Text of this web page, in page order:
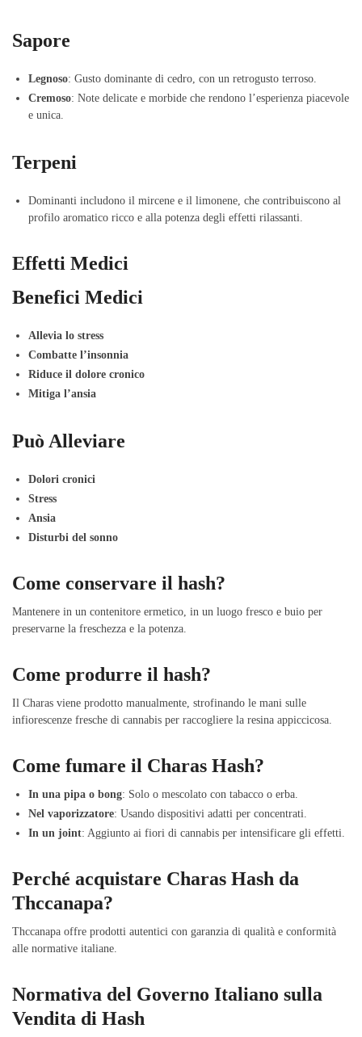
Sapore
Legnoso: Gusto dominante di cedro, con un retrogusto terroso.
Cremoso: Note delicate e morbide che rendono l’esperienza piacevole
e unica.
Terpeni
Dominanti includono il mircene e il limonene, che contribuiscono al
profilo aromatico ricco e alla potenza degli effetti rilassanti.
Effetti Medici
Benefici Medici
Allevia lo stress
Combatte l’insonnia
Riduce il dolore cronico
Mitiga l’ansia
Può Alleviare
Dolori cronici
Stress
Ansia
Disturbi del sonno
Come conservare il hash?
Mantenere in un contenitore ermetico, in un luogo fresco e buio per
preservarne la freschezza e la potenza.
Come produrre il hash?
Il Charas viene prodotto manualmente, strofinando le mani sulle
infiorescenze fresche di cannabis per raccogliere la resina appiccicosa.
Come fumare il Charas Hash?
In una pipa o bong: Solo o mescolato con tabacco o erba.
Nel vaporizzatore: Usando dispositivi adatti per concentrati.
In un joint: Aggiunto ai fiori di cannabis per intensificare gli effetti.
Perché acquistare Charas Hash da
Thccanapa?
Thccanapa offre prodotti autentici con garanzia di qualità e conformità
alle normative italiane.
Normativa del Governo Italiano sulla
Vendita di Hash